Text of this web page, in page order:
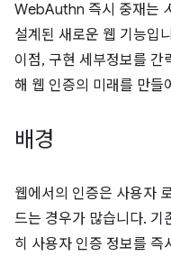
WebAuthn 즉시 중재는
설계된 새로운 웹 기능입
이점, 구현 세부정보를 간
해 웹 인증의 미래를 만들
배경
웹에서의 인증은 사용자
드는 경우가 많습니다.
히 사용자 인증 정보를 즉